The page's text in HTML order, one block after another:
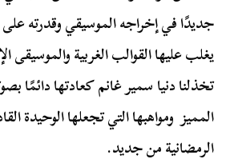
جديدًا في إخراجه الموسيقي وقدرته على
يغلب عليها القوالب الغربية والموسيقى
تخذلنا دنيا سمير غانم كعادتها دائمًا
المميز ومواهبها التي تجعلها الوحيدة
الرمضانية من جديد.